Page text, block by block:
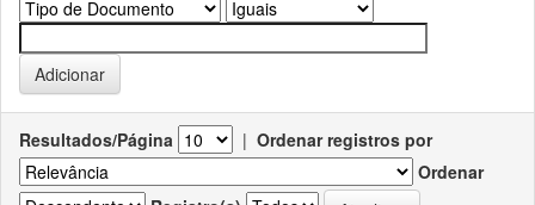
Resultados/Página | Ordenar registros por
Ordenar